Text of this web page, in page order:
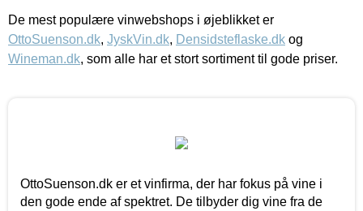
De mest populære vinwebshops i øjeblikket er
OttoSuenson.dk, JyskVin.dk, Densidsteflaske.dk og
Wineman.dk, som alle har et stort sortiment til gode priser.
OttoSuenson.dk er et vinfirma, der har fokus på vine i
den gode ende af spektret. De tilbyder dig vine fra de